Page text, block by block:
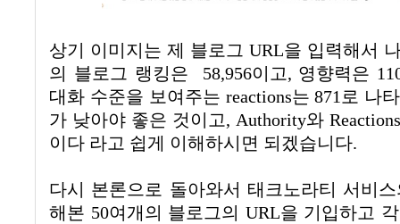
상기 이미지는 제 블로그 URL을 입력해서
의 블로그 랭킹은 58,956이고, 영향력은
대화 수준을 보여주는 reactions는 871로 나
가 낮아야 좋은 것이고, Authority와
이다 라고 쉽게 이해하시면 되겠습니다.
다시 본론으로 돌아와서 태크노라티 서비
해본 50여개의 블로그의 URL을 기입하고